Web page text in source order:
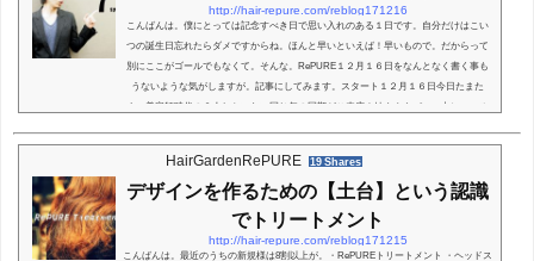
http://hair-repure.com/reblog171216
こんばんは。僕にとっては記念すべき日で思い入れのある１日です。自分だけはこい
つの誕生日忘れたらダメですからね。ほんと早いといえば！早いもので。だからって
別にここがゴールでもなくて。そんな。RePURE１２月１６日をなんとなく書く事も
うないような気がしますが。記事にしてみます。スタート１２月１６日今日たまた
ま。美容師時代の２人しかいない同じ年の同期がご来店！妹さんをパーマ中に。ヘル
あっ。Staff居てくれた時よくあったなーってか自...
HairGardenRePURE 19 Shares
デザインを作るための【土台】という認識
でトリートメント
http://hair-repure.com/reblog171215
こんばんは。最近のうちの新規様は8割以上が。・RePUREトリートメント ・ヘッドス